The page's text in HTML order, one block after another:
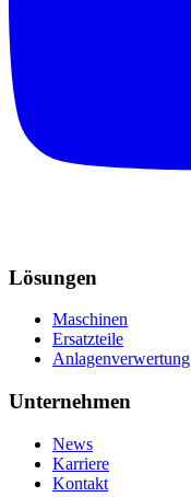
Lösungen
Maschinen
Ersatzteile
Anlagenverwertung
Unternehmen
News
Karriere
Kontakt